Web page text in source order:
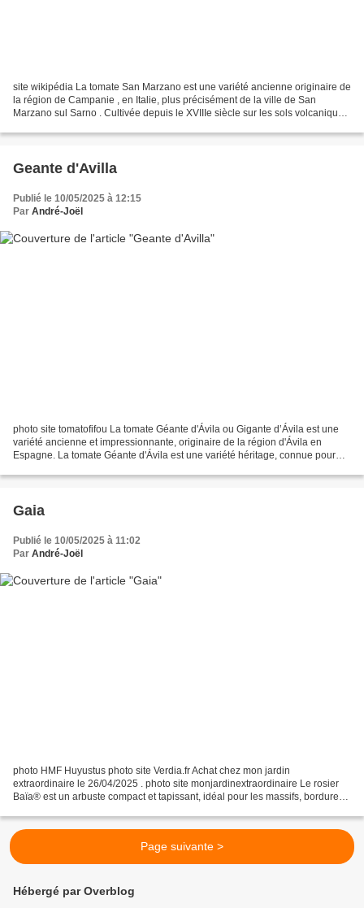
site wikipédia La tomate San Marzano est une variété ancienne originaire de
la région de Campanie , en Italie, plus précisément de la ville de San
Marzano sul Sarno . Cultivée depuis le XVIIIe siècle sur les sols volcaniques
Geante d'Avilla
Publié le 10/05/2025 à 12:15
Par André-Joël
photo site tomatofifou La tomate Géante d'Ávila ou Gigante d’Ávila est une
variété ancienne et impressionnante, originaire de la région d'Ávila en
Espagne. La tomate Géante d'Ávila est une variété héritage, connue pour
Gaia
Publié le 10/05/2025 à 11:02
Par André-Joël
photo HMF Huyustus photo site Verdia.fr Achat chez mon jardin
extraordinaire le 26/04/2025 . photo site monjardinextraordinaire Le rosier
Baïa® est un arbuste compact et tapissant, idéal pour les massifs, bordures,
Page suivante >
Hébergé par Overblog